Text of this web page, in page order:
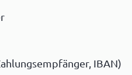
IBAN)